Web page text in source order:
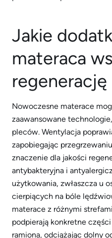
Jakie
materaca
regenerację
Nowoczesne materace
zaawansowane
pleców. Wentylacja
zapobiegając
znaczenie dla jakości
antybakteryjna i
użytkowania, zwłaszcza u
cierpiących na bóle
materace z różnymi
podpierają konkretne
ramiona, odciążając dolny